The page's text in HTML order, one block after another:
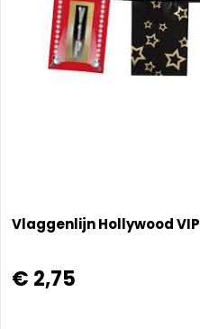
Vlaggenlijn Hollywood VIP
€ 2,75